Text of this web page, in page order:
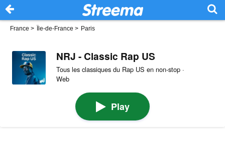
France > Île-de-France > Paris
NRJ - Classic Rap US
Tous les classiques du Rap US en non-stop ·
Web
Play